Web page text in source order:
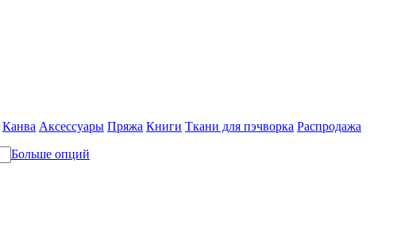
Канва Аксессуары Пряжа Книги Ткани для пэчворка Распродажа
Больше опций